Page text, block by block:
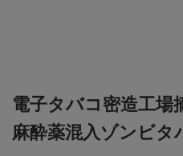
電子タバコ密造工場
麻酔薬混入ゾンビタ